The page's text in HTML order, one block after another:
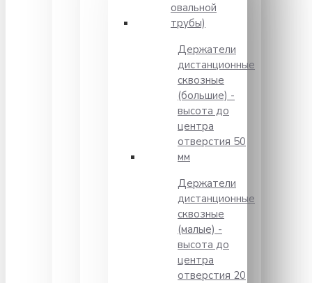
овальной
трубы)
Держатели
дистанционные
сквозные
(большие) -
высота до
центра
отверстия 50
мм
Держатели
дистанционные
сквозные
(малые) -
высота до
центра
отверстия 20